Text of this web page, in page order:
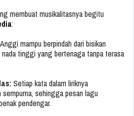
membuat musikalitasnya begitu
:
Anggi mampu berpindah dari bisikan
tinggi yang bertenaga tanpa terasa
Setiap kata dalam liriknya
sempurna, sehingga pesan lagu
pendengar.